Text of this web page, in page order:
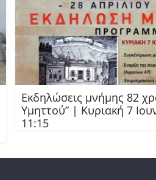
Εκδηλώσεις μνήμης 82
Υμηττού” | Κυριακή 7
11:15